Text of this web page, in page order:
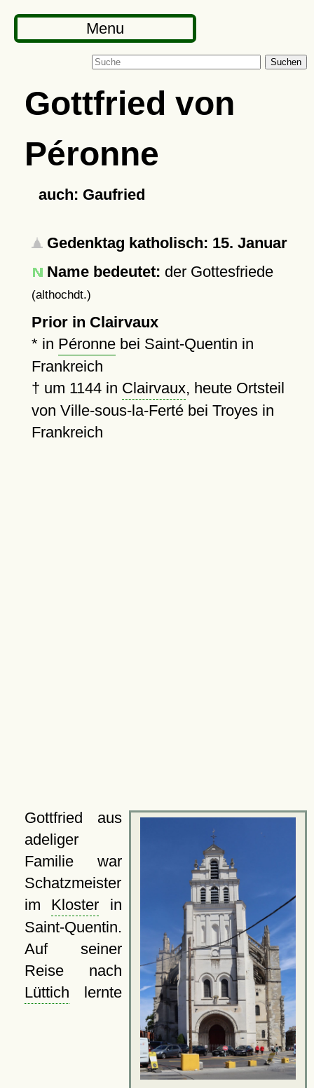
Menu
Suchen
Gottfried von
Péronne
auch: Gaufried
Gedenktag katholisch: 15. Januar
Name bedeutet: der Gottesfriede
(althochdt.)
Prior in Clairvaux
* in Péronnebei Saint-Quentin in
Frankreich
† um 1144in Clairvaux, heute Ortsteil
von Ville-sous-la-Ferté bei Troyes in
Frankreich
Gottfried aus
adeliger
Familie war
Schatzmeister
im Kloster in
Saint-Quentin.
Auf seiner
Reise nach
Lüttich lernte